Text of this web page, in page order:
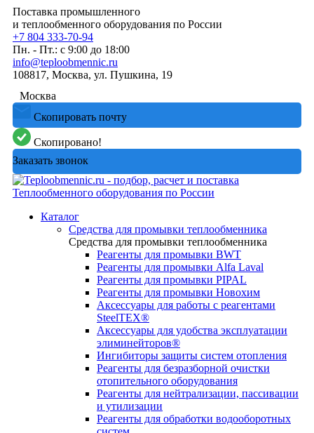
Поставка промышленного
и теплообменного оборудования по России
+7 804 333-70-94
Пн. - Пт.: с 9:00 до 18:00
info@teploobmennic.ru
108817, Москва, ул. Пушкина, 19
Москва
Скопировать почту
Скопировано!
Заказать звонок
Каталог
Средства для промывки теплообменника
Средства для промывки теплообменника
Реагенты для промывки BWT
Реагенты для промывки Alfa Laval
Реагенты для промывки PIPAL
Реагенты для промывки Новохим
Аксессуары для работы с реагентами
SteelTEX®
Аксессуары для удобства эксплуатации
элиминейторов®
Ингибиторы защиты систем отопления
Реагенты для безразборной очистки
отопительного оборудования
Реагенты для нейтрализации, пассивации
и утилизации
Реагенты для обработки водооборотных